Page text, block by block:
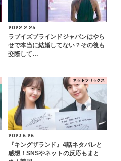
2022.2.25
ラブイズブラインドジャパンはやら
せで本当に結婚してない？その後も
交際して…
ネットフリックス
2023.6.26
『キングザランド』4話ネタバレと
感想！SNSやネットの反応もまと